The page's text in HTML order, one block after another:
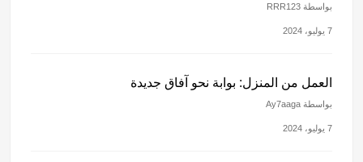
بواسطة RRR123
7 يوليو، 2024
العمل من المنزل: بوابة نحو آفاق جديدة
بواسطة Ay7aaga
7 يوليو، 2024